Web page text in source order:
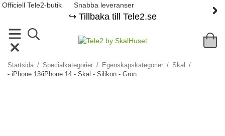
Officiell Tele2-butik Snabba leveranser
↪️ Tillbaka till Tele2.se
Startsida / Specialkategorier / Egenskapskategorier / Skal
/
- iPhone 13/iPhone 14 - Skal - Silikon - Grön